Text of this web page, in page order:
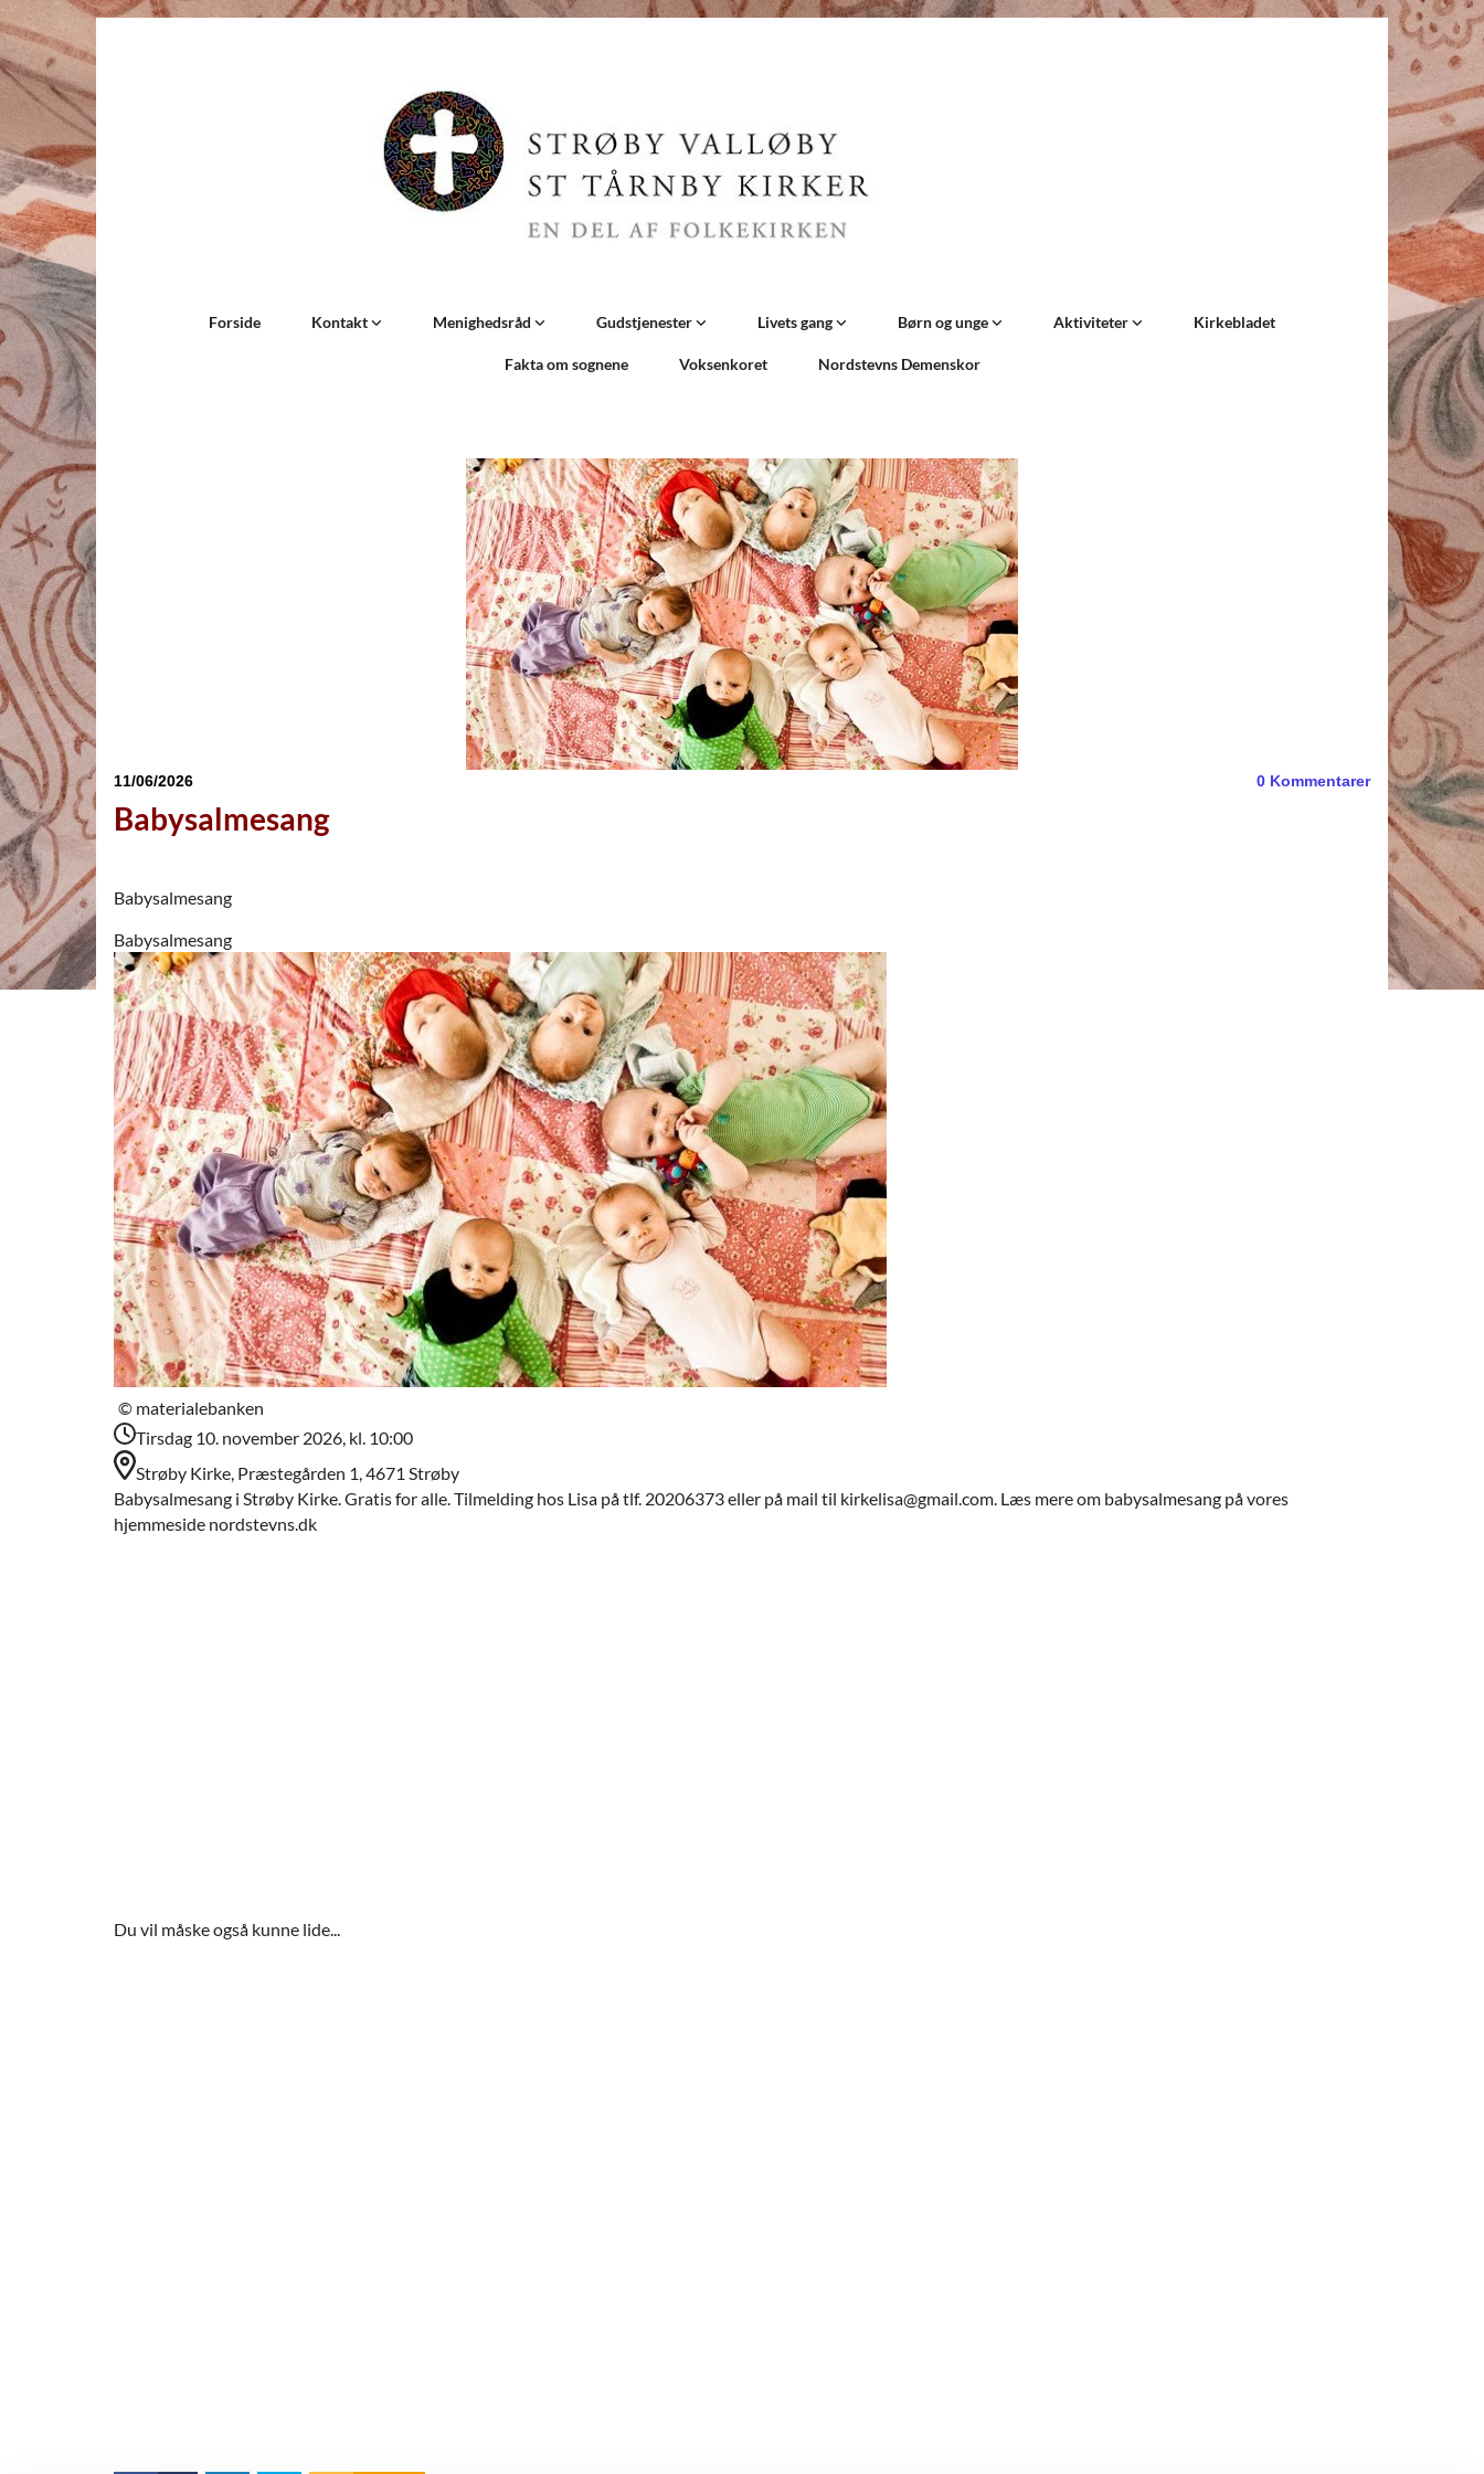
Forside Kontakt Menighedsråd Gudstjenester Livets gang Børn og unge Aktiviteter Kirkebladet
Fakta om sognene Voksenkoret Nordstevns Demenskor
11/06/2026 0 Kommentarer
Babysalmesang
Babysalmesang
Babysalmesang
© materialebanken
Tirsdag 10. november 2026, kl. 10:00
Strøby Kirke, Præstegården 1, 4671 Strøby
Babysalmesang i Strøby Kirke. Gratis for alle. Tilmelding hos Lisa på tlf. 20206373 eller på mail til kirkelisa@gmail.com. Læs mere om babysalmesang på vores
hjemmeside nordstevns.dk
Du vil måske også kunne lide...